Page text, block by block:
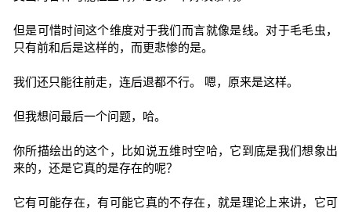
但是可惜时间这个维度对于我们而言就像是线。对于毛毛虫，
只有前和后是这样的，而更悲惨的是。
我们还只能往前走，连后退都不行。 嗯，原来是这样。
但我想问最后一个问题，哈。
你所描绘出的这个，比如说五维时空哈，它到底是我们想象出
来的，还是它真的是存在的呢？
它有可能存在，有可能它真的不存在，就是理论上来讲，它可